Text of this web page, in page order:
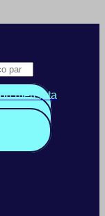
mercleta